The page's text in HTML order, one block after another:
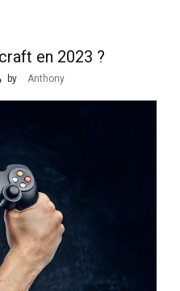
your sea pokie
free
Mercantile
en 2023 ?
by Anthony